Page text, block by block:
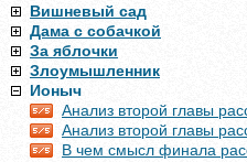
Вишневый сад
Дама с собачкой
За яблочки
Злоумышленник
Ионыч
Анализ второй главы
Анализ второй главы
В чем смысл финала